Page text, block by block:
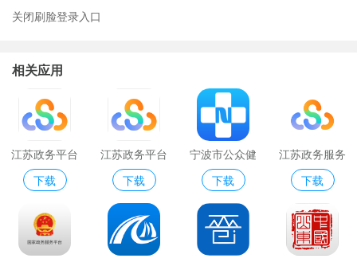
关闭刷脸登录入口
相关应用
江苏政务平台
app
下载
江苏政务平台
app版
下载
宁波市公众健
康服务平台
下载
江苏政务服务
app
下载